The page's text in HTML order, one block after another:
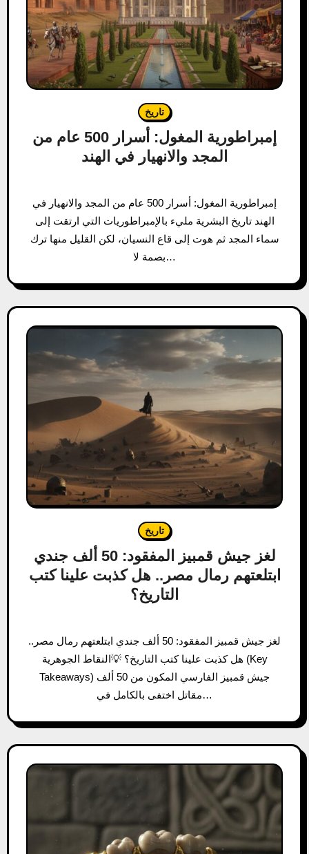
تاريخ
إمبراطورية المغول: أسرار 500 عام من
المجد والانهيار في الهند
إمبراطورية المغول: أسرار 500 عام من المجد والانهيار في
الهند تاريخ البشرية مليء بالإمبراطوريات التي ارتقت إلى
سماء المجد ثم هوت إلى قاع النسيان، لكن القليل منها ترك
بصمة لا…
تاريخ
لغز جيش قمبيز المفقود: 50 ألف جندي
ابتلعتهم رمال مصر.. هل كذبت علينا كتب
التاريخ؟
لغز جيش قمبيز المفقود: 50 ألف جندي ابتلعتهم رمال مصر..
هل كذبت علينا كتب التاريخ؟ 💡النقاط الجوهرية (Key
Takeaways) جيش قمبيز الفارسي المكون من 50 ألف
مقاتل اختفى بالكامل في…